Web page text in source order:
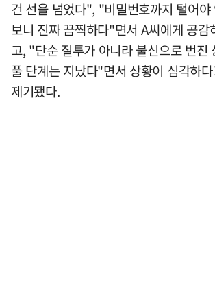
건 선을 넘었다", "비밀번호까지 털어야
보니 진짜 끔찍하다"면서 A씨에게 공감
고, "단순 질투가 아니라 불신으로 번진
풀 단계는 지났다"면서 상황이 심각하
제기됐다.